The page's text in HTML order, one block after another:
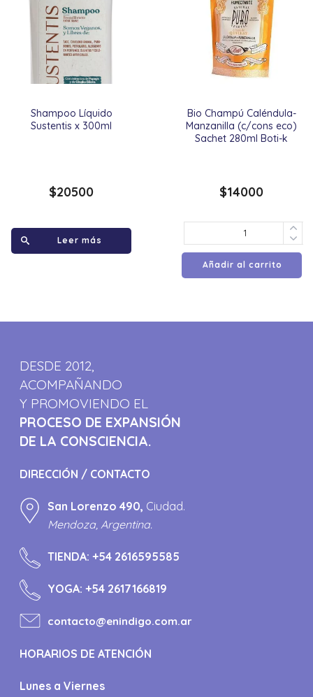
Shampoo Líquido
Sustentis x 300ml
$20500
Leer más
Bio Champú Caléndula-
Manzanilla (c/cons eco)
Sachet 280ml Boti-k
$14000
Añadir al carrito
DESDE 2012,
ACOMPAÑANDO
Y PROMOVIENDO EL
PROCESO DE EXPANSIÓN
DE LA CONSCIENCIA.
DIRECCIÓN / CONTACTO
San Lorenzo 490, Ciudad.
Mendoza, Argentina.
TIENDA:+54 2616595585
YOGA:+54 2617166819
contacto@enindigo.com.ar
HORARIOS DE ATENCIÓN
Lunes a Viernes